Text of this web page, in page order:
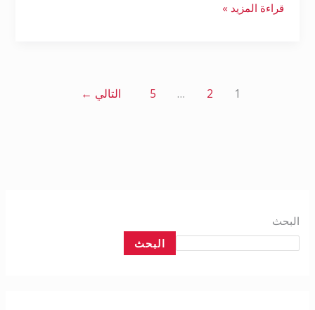
قراءة المزيد »
1
2
…
5 التالي ←
البحث
البحث